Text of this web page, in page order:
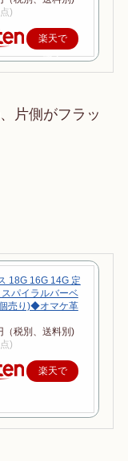
)
楽天で
購入
片側がフラッ
18G 16G 14G 定
パイラルバーベ
売り)◆オマケ革
（税別、送料別)
)
楽天で